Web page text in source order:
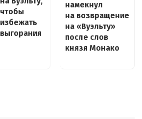
чтобы
избежать
выгорания
намекнул
на возвращение
на «Вуэльту»
после слов
князя Монако